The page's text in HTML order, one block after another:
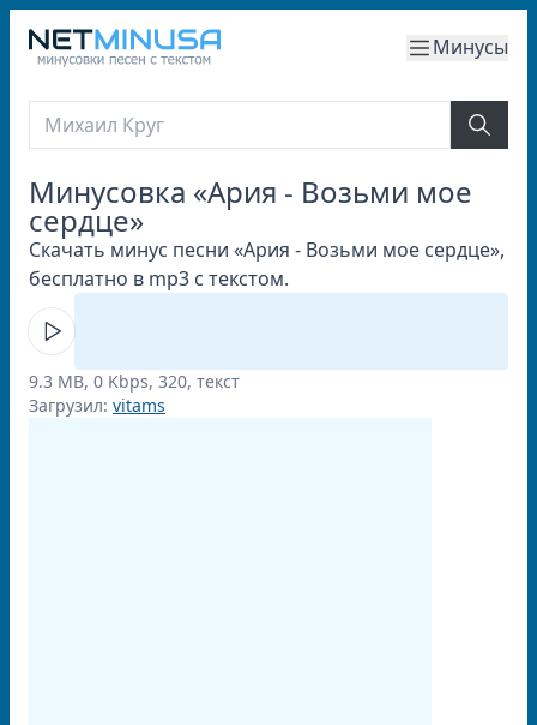
Минусы
Минусовка «Ария - Возьми мое
сердце»
Скачать минус песни «Ария - Возьми мое сердце»,
бесплатно в mp3 с текстом.
9.3 MB, 0 Kbps, 320, текст
Загрузил: vitams